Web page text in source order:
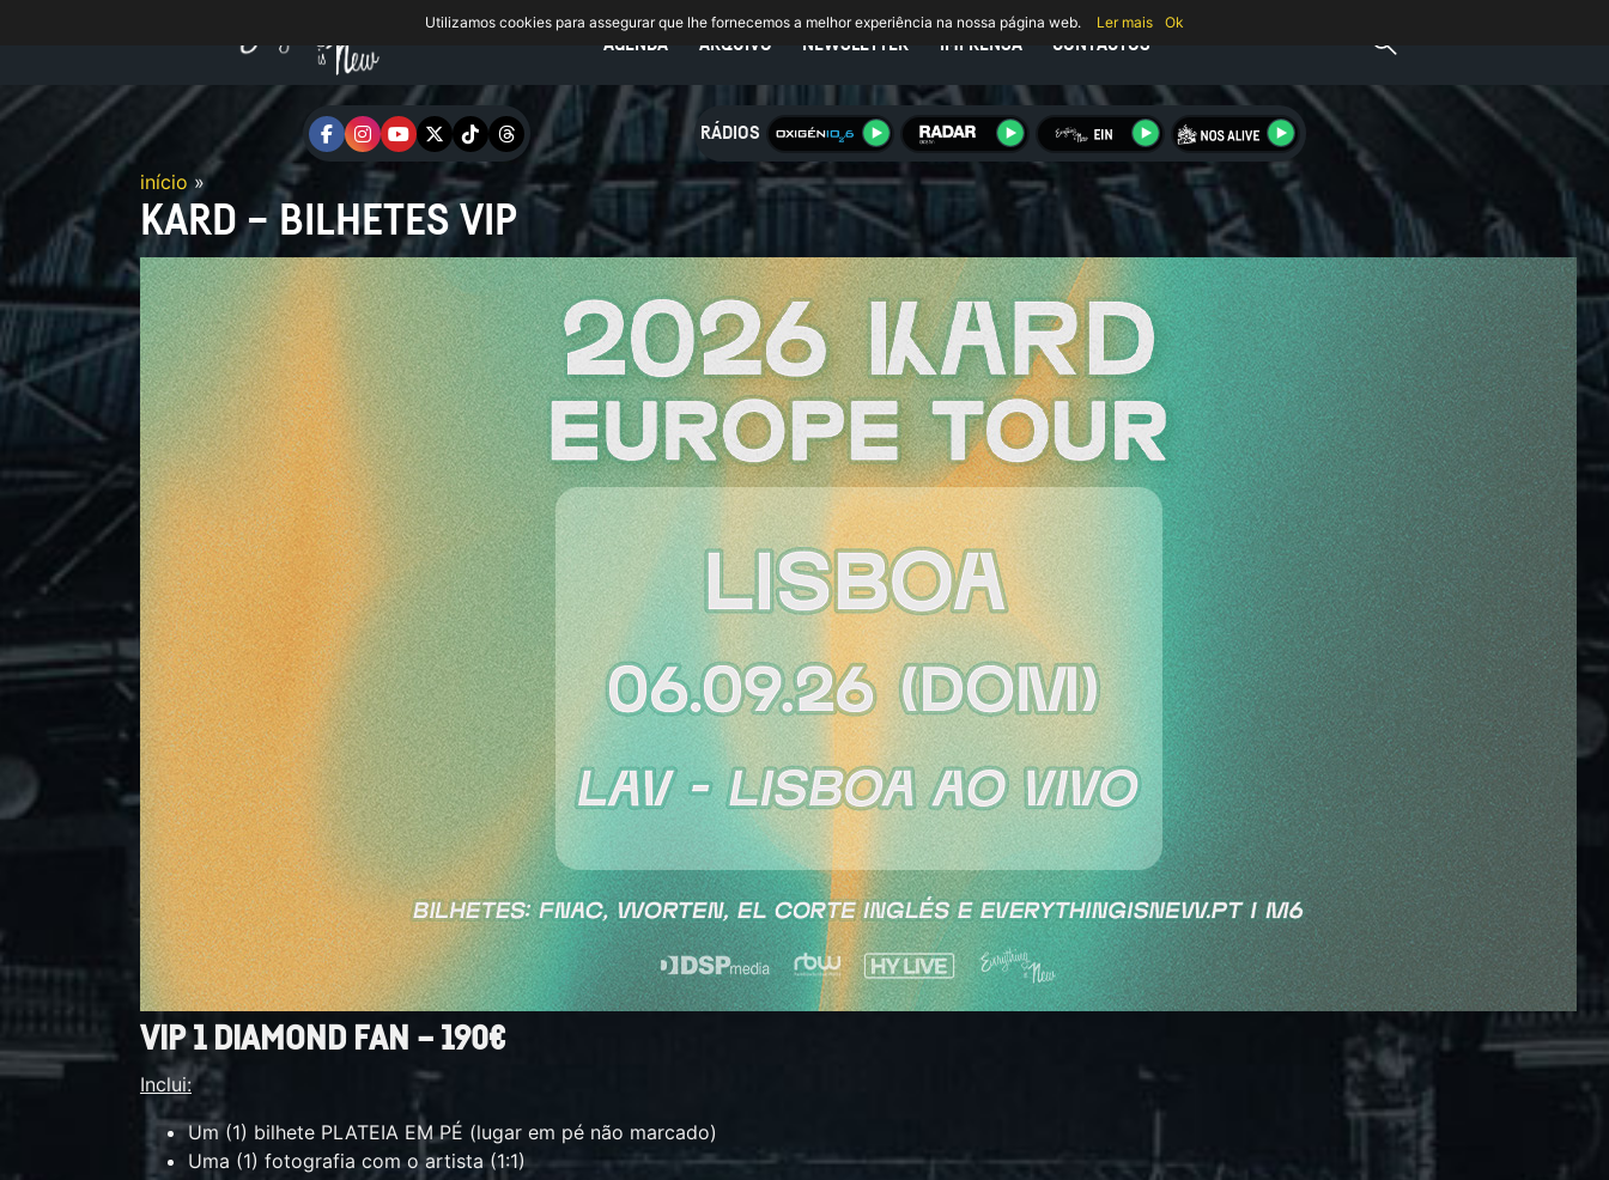
AGENDA ARQUIVO NEWSLETTER IMPRENSA CONTACTOS
RÁDIOS
início »
KARD – BILHETES VIP
VIP 1 DIAMOND FAN – 190€
Inclui:
Um (1) bilhete PLATEIA EM PÉ (lugar em pé não marcado)
Uma (1) fotografia com o artista (1:1)
Utilizamos cookies para assegurar que lhe fornecemos a melhor experiência na nossa página web. Ler mais Ok